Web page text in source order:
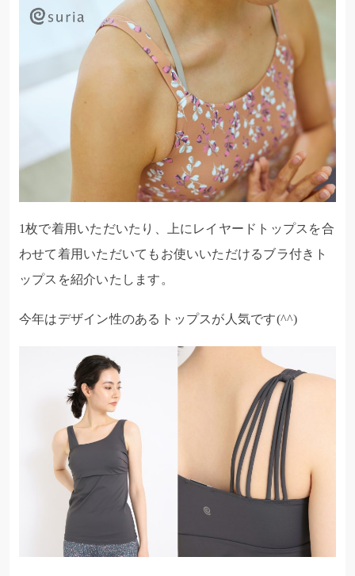
1枚で着用いただいたり、上にレイヤードトップスを合
わせて着用いただいてもお使いいただけるブラ付きト
ップスを紹介いたします。
今年はデザイン性のあるトップスが人気です(^^)